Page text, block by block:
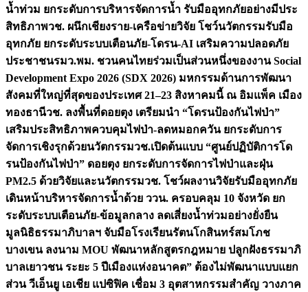
น้ำท่วม ยกระดับการบริหารจัดการน้ำ รับมืออุทกภัยอย่างมีประ
สิทธิภาพวช. ผนึกเชียงราย-เครือข่ายวิจัย โชว์นวัตกรรมรับมือ
อุทกภัย ยกระดับระบบเตือนภัย-โดรน-AI เสริมความปลอดภัย
ประชาชนรมว.พม. ชวนคนไทยร่วมเป็นส่วนหนึ่งของงาน Social
Development Expo 2026 (SDX 2026) มหกรรมด้านการพัฒนา
สังคมที่ใหญ่ที่สุดของประเทศ 21–23 สิงหาคมนี้ ณ อิมแพ็ค เมือง
ทองธานีวช. ลงพื้นที่ดอยตุง เตรียมนำ “โดรนป้องกันไฟป่า”
เสริมประสิทธิภาพควบคุมไฟป่า-ลดหมอกควัน ยกระดับการ
จัดการเชิงรุกด้วยนวัตกรรมวช.เปิดต้นแบบ “ศูนย์ปฏิบัติการโด
รนป้องกันไฟป่า” ดอยตุง ยกระดับการจัดการไฟป่าและฝุ่น
PM2.5 ด้วยวิจัยและนวัตกรรมวช. โชว์ผลงานวิจัยรับมืออุทกภัย
เดินหน้าบริหารจัดการน้ำด้วย ววน. ครอบคลุม 10 จังหวัด ยก
ระดับระบบเตือนภัย-ข้อมูลกลาง ลดเสี่ยงน้ำท่วมอย่างยั่งยืน
มูลนิธิธรรมาภิบาลฯ จับมือโรงเรียนรัตนโกสินทร์สมโภช
บางเขน ลงนาม MOU พัฒนาหลักสูตรกฎหมาย ปลูกฝังธรรมาภิ
บาลเยาวชน ระยะ 5 ปีเมืองแห่งอนาคต” ต้องไม่พัฒนาแบบแยก
ส่วน วีเอ็นยู เอเชีย แปซิฟิค เชื่อม 3 อุตสาหกรรมสำคัญ วางภาค